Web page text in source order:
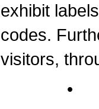
exhibit
codes.
visitors,
• The